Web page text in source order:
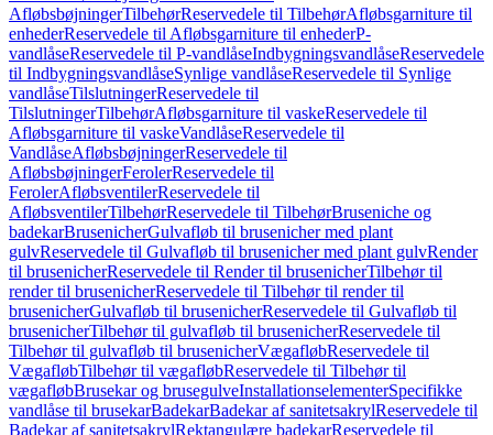
AfløbsbøjningerTilbehørReservedele til TilbehørAfløbsgarniture til
enhederReservedele til Afløbsgarniture til enhederP-
vandlåseReservedele til P-vandlåseIndbygningsvandlåseReservedele
til IndbygningsvandlåseSynlige vandlåseReservedele til Synlige
vandlåseTilslutningerReservedele til
TilslutningerTilbehørAfløbsgarniture til vaskeReservedele til
Afløbsgarniture til vaskeVandlåseReservedele til
VandlåseAfløbsbøjningerReservedele til
AfløbsbøjningerFerolerReservedele til
FerolerAfløbsventilerReservedele til
AfløbsventilerTilbehørReservedele til TilbehørBruseniche og
badekarBrusenicherGulvafløb til brusenicher med plant
gulvReservedele til Gulvafløb til brusenicher med plant gulvRender
til brusenicherReservedele til Render til brusenicherTilbehør til
render til brusenicherReservedele til Tilbehør til render til
brusenicherGulvafløb til brusenicherReservedele til Gulvafløb til
brusenicherTilbehør til gulvafløb til brusenicherReservedele til
Tilbehør til gulvafløb til brusenicherVægafløbReservedele til
VægafløbTilbehør til vægafløbReservedele til Tilbehør til
vægafløbBrusekar og brusegulveInstallationselementerSpecifikke
vandlåse til brusekarBadekarBadekar af sanitetsakrylReservedele til
Badekar af sanitetsakrylRektangulære badekarReservedele til